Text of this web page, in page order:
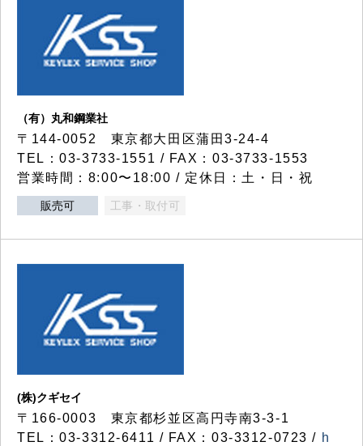
（有）丸和鋼業社
〒144-0052 東京都大田区蒲田3-24-4
TEL：03-3733-1551 / FAX：03-3733-1553
営業時間：8:00〜18:00 / 定休日：土・日・祝
販売可 工事・取付可
(株)クギセイ
〒166-0003 東京都杉並区高円寺南3-3-1
TEL：03-3312-6411 / FAX：03-3312-0723 / h